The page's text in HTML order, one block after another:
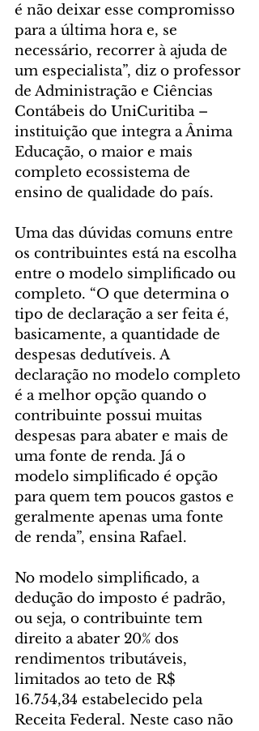
é não deixar esse compromisso
para a última hora e, se
necessário, recorrer à ajuda de
um especialista”, diz o professor
de Administração e Ciências
Contábeis do UniCuritiba –
instituição que integra a Ânima
Educação, o maior e mais
completo ecossistema de
ensino de qualidade do país.
Uma das dúvidas comuns entre
os contribuintes está na escolha
entre o modelo simplificado ou
completo. “O que determina o
tipo de declaração a ser feita é,
basicamente, a quantidade de
despesas dedutíveis. A
declaração no modelo completo
é a melhor opção quando o
contribuinte possui muitas
despesas para abater e mais de
uma fonte de renda. Já o
modelo simplificado é opção
para quem tem poucos gastos e
geralmente apenas uma fonte
de renda”, ensina Rafael.
No modelo simplificado, a
dedução do imposto é padrão,
ou seja, o contribuinte tem
direito a abater 20% dos
rendimentos tributáveis,
limitados ao teto de R$
16.754,34 estabelecido pela
Receita Federal. Neste caso não